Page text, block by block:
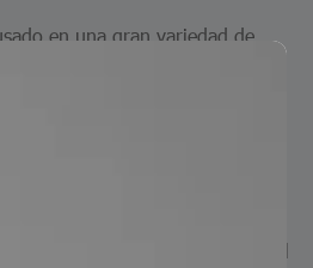
en una gran variedad de
metalmecánica y
de montaje.
del
nivelado de placa asegura que el